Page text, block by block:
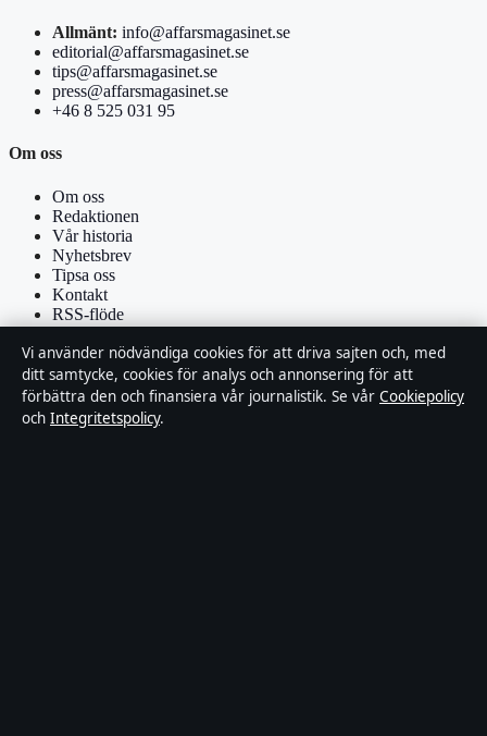
Allmänt: info@affarsmagasinet.se
editorial@affarsmagasinet.se
tips@affarsmagasinet.se
press@affarsmagasinet.se
+46 8 525 031 95
Om oss
Om oss
Redaktionen
Vår historia
Nyhetsbrev
Tipsa oss
Kontakt
RSS-flöde
Förtroende & standarder
Källor & standarder
Redaktionell policy
Vi använder nödvändiga cookies för att driva sajten och, med
ditt samtycke, cookies för analys och annonsering för att
förbättra den och finansiera vår journalistik. Se vår Cookiepolicy
och Integritetspolicy.